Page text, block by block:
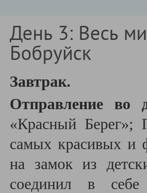
День 3: Весь
Бобруйск
Завтрак.
Отправление во
«Красный
самых красивых и
на замок из
соединил в себе